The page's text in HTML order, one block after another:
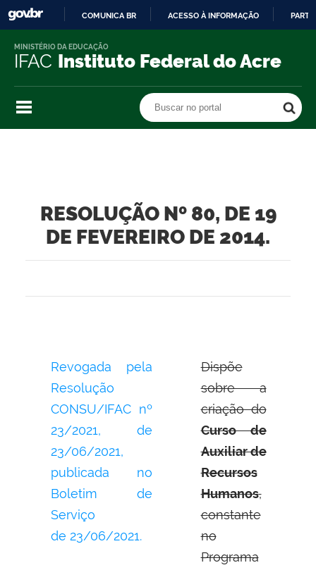
O
COMUNICA BR ACESSO À INFORMAÇÃO
IFAC Instituto Federal do Acre
MINISTÉRIO DA EDUCAÇÃO
Buscar no portal
RESOLUÇÃO Nº 80, DE 19
DE FEVEREIRO DE 2014.
Revogada pela
Resolução
CONSU/IFAC nº
23/2021, de
23/06/2021,
publicada no
Boletim de
Serviço
de 23/06/2021.
Dispõe
sobre a
criação do
Curso de
Auxiliar de
Recursos
Humanos,
constante
no
Programa